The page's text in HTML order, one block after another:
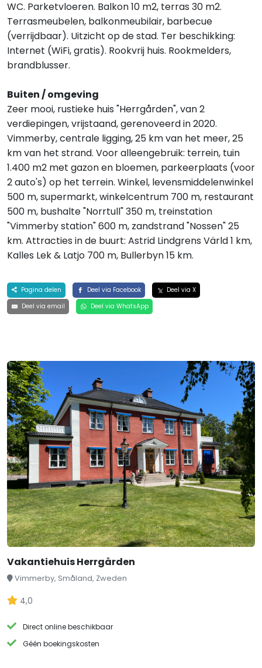
WC. Parketvloeren. Balkon 10 m2, terras 30 m2.
Terrasmeubelen, balkonmeubilair, barbecue
(verrijdbaar). Uitzicht op de stad. Ter beschikking:
Internet (WiFi, gratis). Rookvrij huis. Rookmelders,
brandblusser.
Buiten / omgeving
Zeer mooi, rustieke huis "Herrgården", van 2
verdiepingen, vrijstaand, gerenoveerd in 2020.
Vimmerby, centrale ligging, 25 km van het meer, 25
km van het strand. Voor alleengebruik: terrein, tuin
1.400 m2 met gazon en bloemen, parkeerplaats (voor
2 auto's) op het terrein. Winkel, levensmiddelenwinkel
500 m, supermarkt, winkelcentrum 700 m, restaurant
500 m, bushalte "Norrtull" 350 m, treinstation
"Vimmerby station" 600 m, zandstrand "Nossen" 25
km. Attracties in de buurt: Astrid Lindgrens Värld 1 km,
Kalles Lek & Latjo 700 m, Bullerbyn 15 km.
Pagina delen Deel via Facebook
Deel via X
Deel via email
Deel via WhatsApp
Vakantiehuis Herrgården
Vimmerby, Småland, Zweden
4,0
Direct online beschikbaar
Géén boekingskosten